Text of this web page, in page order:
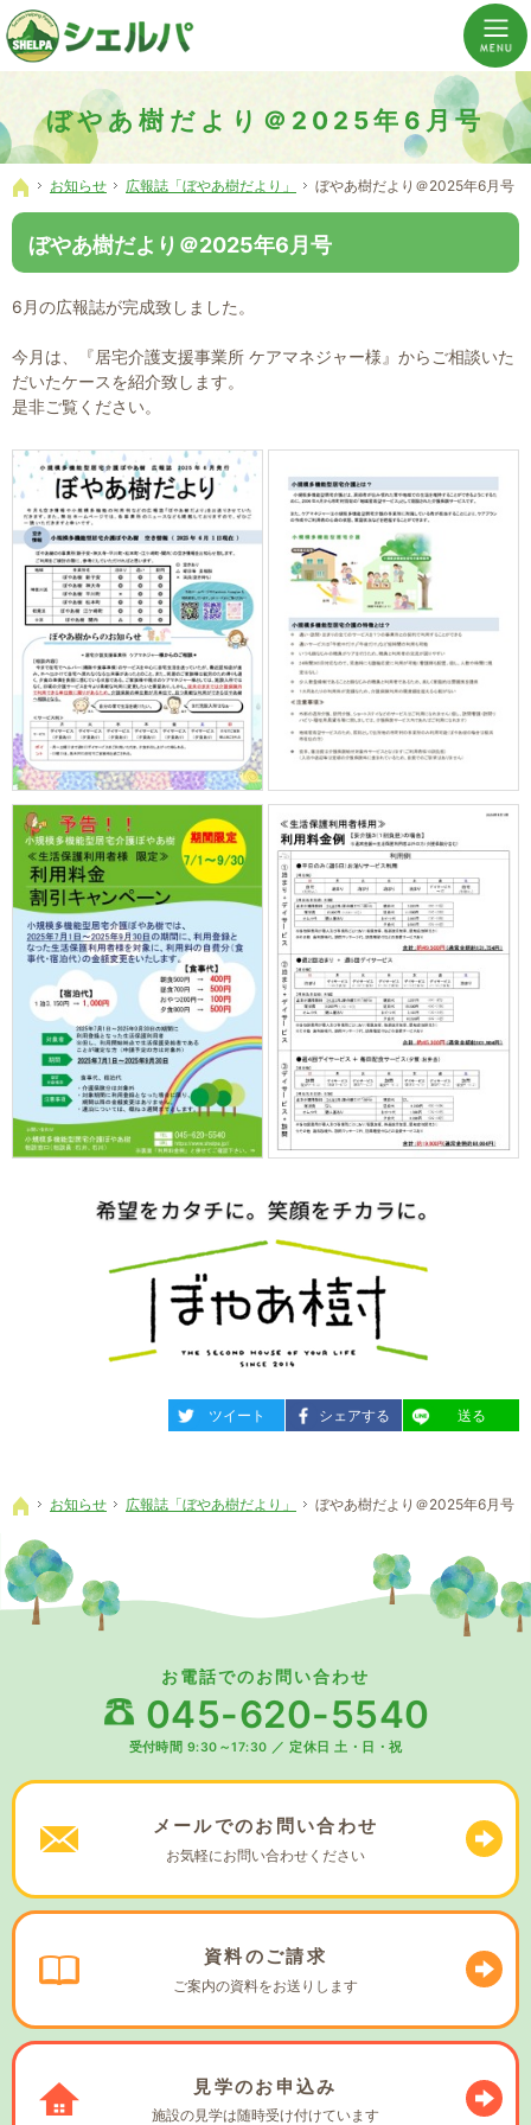
ぼやあ樹だより＠2025年6月号
介護の「通い・泊まり・訪問」から必要なものだけをご提供。介護のことならシェルパへ。
横浜市神奈川区 事業所数No,1の小規模多機能型居宅介護ぼやあ樹
ホーム
お知らせ 広報誌「ぼやあ樹だより」 ぼやあ樹だより＠2025年6月号
ぼやあ樹だより＠2025年6月号
6月の広報誌が完成致しました。
今月は、『居宅介護支援事業所 ケアマネジャー様』からご相談いた
だいたケースを紹介致します。
是非ご覧ください。
entry2223
ツイート entry2223
シェアする entry2223
送る
ホーム
お知らせ 広報誌「ぼやあ樹だより」 ぼやあ樹だより＠2025年6月号
お電話でのお問い合わせ
045-620-5540
受付時間 9:30～17:30 ／ 定休日 土・日・祝
メールでのお問い合わせ
お気軽にお問い合わせください
資料のご請求
ご案内の資料をお送りします
見学のお申込み
施設の見学は随時受け付けています